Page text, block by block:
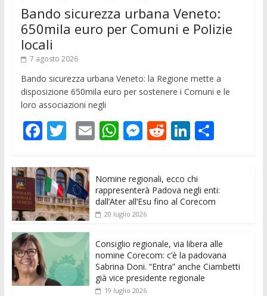
Bando sicurezza urbana Veneto:
650mila euro per Comuni e Polizie
locali
7 agosto 2026
Bando sicurezza urbana Veneto: la Regione mette a
disposizione 650mila euro per sostenere i Comuni e le
loro associazioni negli
F
e
b
o
o
k
T
itt
er
E
l
W
s
A
p
p
M
ss
e
n
er
R
di
t
Li
k
e
dI
C
di
vi
Nomine regionali, ecco chi
rappresenterà Padova negli enti:
dall’Ater all’Esu fino al Corecom
20 luglio 2026
Consiglio regionale, via libera alle
nomine Corecom: c’è la padovana
Sabrina Doni. “Entra” anche Ciambetti
già vice presidente regionale
19 luglio 2026